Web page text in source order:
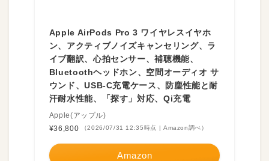
Apple AirPods Pro 3 ワイヤレスイヤホ
ン、アクティブノイズキャンセリング、ラ
イブ翻訳、心拍センサー、補聴機能、
Bluetoothヘッドホン、空間オーディオ サ
ウンド、USB-C充電ケース、防塵性能と耐
汗耐水性能、「探す」対応、Qi充電
Apple(アップル)
¥36,800
（2026/07/31 12:35時点 | Amazon調べ）
Amazon